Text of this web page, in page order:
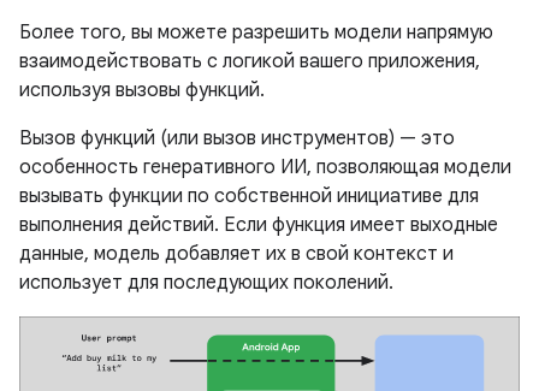
Более того, вы можете разрешить модели напрямую
взаимодействовать с логикой вашего приложения,
используя вызовы функций.
Вызов функций (или вызов инструментов) — это
особенность генеративного ИИ, позволяющая модели
вызывать функции по собственной инициативе для
выполнения действий. Если функция имеет выходные
данные, модель добавляет их в свой контекст и
использует для последующих поколений.